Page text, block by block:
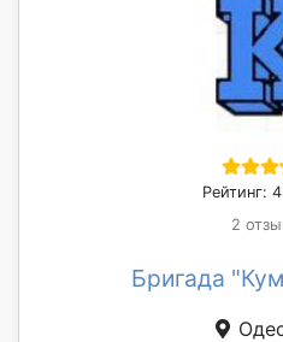
Рейтинг:
2
Бригада